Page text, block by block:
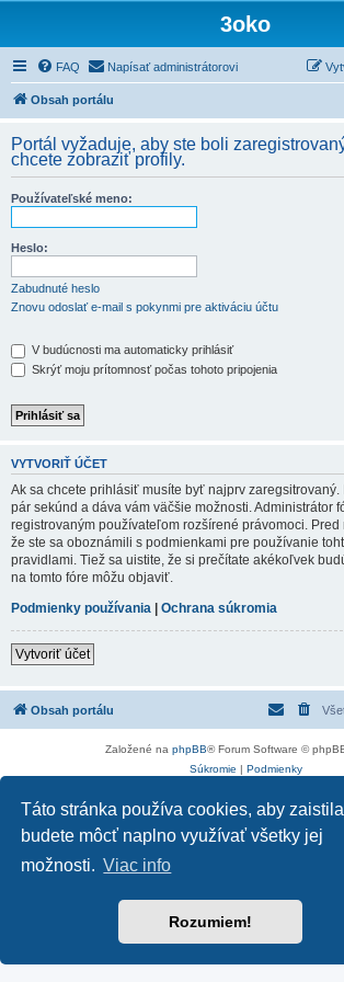
Táto stránka používa cookies, aby
budete môcť naplno využívať všetky jej
možnosti. Viac info
Rozumiem!
3oko
FAQ Napísať administrátorovi
Obsah portálu
Portál vyžaduje, aby ste boli
chcete zobraziť profily.
Používateľské meno:
Heslo:
Zabudnuté heslo
Znovu odoslať e-mail s pokynmi pre aktiváciu účtu
V budúcnosti ma automaticky prihlásiť
Skrýť moju prítomnosť počas tohoto pripojenia
VYTVORIŤ ÚČET
Ak sa chcete prihlásiť musíte byť najprv zaregsitrovaný.
pár sekúnd a dáva vám väčšie možnosti. Administrátor
registrovaným používateľom rozšírené právomoci. Pred
že ste sa oboznámili s podmienkami pre používanie
pravidlami. Tiež sa uistite, že si prečítate akékoľvek
na tomto fóre môžu objaviť.
Podmienky používania | Ochrana súkromia
Vytvoriť účet
Obsah portálu
Založené na phpBB® Forum Software ©
Súkromie | Podmienky